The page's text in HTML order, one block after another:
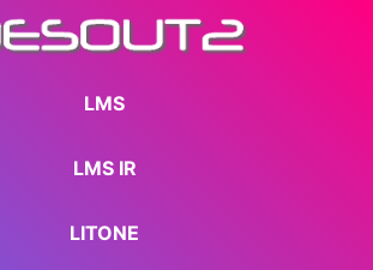
LMS
LMS IR
LITONE